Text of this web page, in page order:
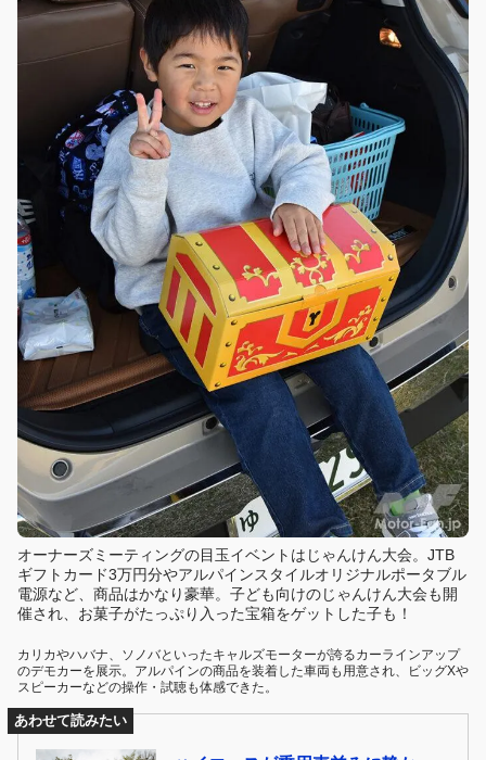
オーナーズミーティングの目玉イベントはじゃんけん大会。JTB
ギフトカード3万円分やアルパインスタイルオリジナルポータブル
電源など、商品はかなり豪華。子ども向けのじゃんけん大会も開
催され、お菓子がたっぷり入った宝箱をゲットした子も！
カリカやハバナ、ソノバといったキャルズモーターが誇るカーラインアップ
のデモカーを展示。アルパインの商品を装着した車両も用意され、ビッグXや
スピーカーなどの操作・試聴も体感できた。
あわせて読みたい